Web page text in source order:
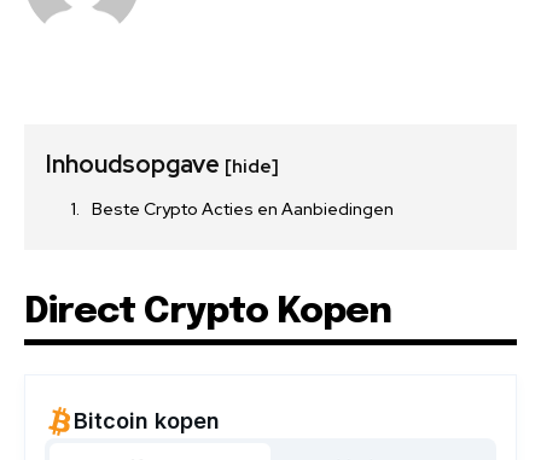
Inhoudsopgave [hide]
Beste Crypto Acties en Aanbiedingen
Direct Crypto Kopen